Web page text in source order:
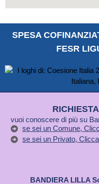
SPESA
FESR
vuoi conoscere di più su
se sei un Comune,
se sei un Privato,
BANDIERA LILLA